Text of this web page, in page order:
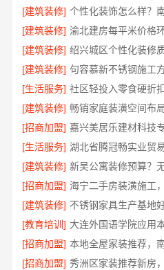
[建筑装修]
[建筑装修]
[建筑装修]
[建筑装修] 句容慕新不锈钢施工
[生活服务]
[建筑装修]
[招商加盟] 嘉兴美居乐建材科技
[生活服务] 湖北省腾冠畅实业贸
[建筑装修]
[招商加盟]
[建筑装修]
[教育培训] 大连外国语学院应用
[招商加盟]
[招商加盟] 秀洲区家装推荐新房